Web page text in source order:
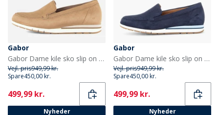
Gabor
Gabor Dame kile sko slip on Saddle
Vejl. pris949,99 kr.
Spare450,00 kr.
Current
499,99 kr.
Nyheder
Gabor
Gabor Dame kile sko slip on Blå
Vejl. pris949,99 kr.
Spare450,00 kr.
Current
499,99 kr.
Nyheder